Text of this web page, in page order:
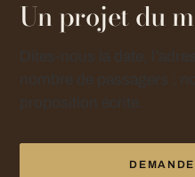
Un projet du